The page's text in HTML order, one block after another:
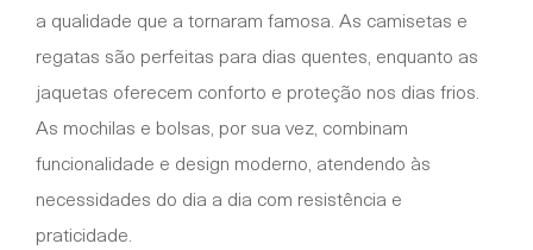
a qualidade que a tornaram famosa. As camisetas e
regatas são perfeitas para dias quentes, enquanto as
jaquetas oferecem conforto e proteção nos dias frios.
As mochilas e bolsas, por sua vez, combinam
funcionalidade e design moderno, atendendo às
necessidades do dia a dia com resistência e
praticidade.